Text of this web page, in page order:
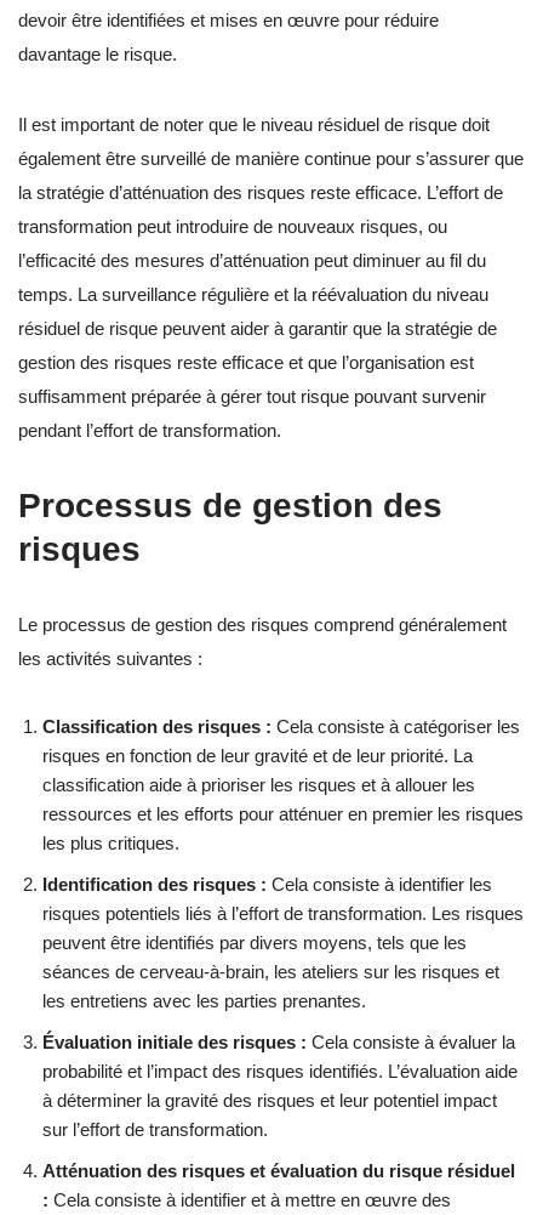
devoir être identifiées et mises en œuvre pour réduire
davantage le risque.
Il est important de noter que le niveau résiduel de risque doit
également être surveillé de manière continue pour s’assurer que
la stratégie d’atténuation des risques reste efficace. L’effort de
transformation peut introduire de nouveaux risques, ou
l’efficacité des mesures d’atténuation peut diminuer au fil du
temps. La surveillance régulière et la réévaluation du niveau
résiduel de risque peuvent aider à garantir que la stratégie de
gestion des risques reste efficace et que l’organisation est
suffisamment préparée à gérer tout risque pouvant survenir
pendant l’effort de transformation.
Processus de gestion des
risques
Le processus de gestion des risques comprend généralement
les activités suivantes :
Classification des risques : Cela consiste à catégoriser les
risques en fonction de leur gravité et de leur priorité. La
classification aide à prioriser les risques et à allouer les
ressources et les efforts pour atténuer en premier les risques
les plus critiques.
Identification des risques : Cela consiste à identifier les
risques potentiels liés à l’effort de transformation. Les risques
peuvent être identifiés par divers moyens, tels que les
séances de cerveau-à-brain, les ateliers sur les risques et
les entretiens avec les parties prenantes.
Évaluation initiale des risques : Cela consiste à évaluer la
probabilité et l’impact des risques identifiés. L’évaluation aide
à déterminer la gravité des risques et leur potentiel impact
sur l’effort de transformation.
Atténuation des risques et évaluation du risque résiduel
: Cela consiste à identifier et à mettre en œuvre des